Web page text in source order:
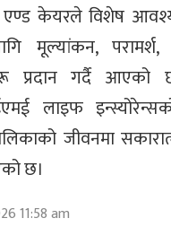
एण्ड केयरले विशेष
मूल्यांकन,
प्रदान गर्दै आएको
लाइफ
जीवनमा
छ।
11:58 am